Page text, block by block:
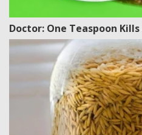
Doctor: One Teaspoon